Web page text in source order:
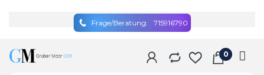
Frage/Beratung: 715916790